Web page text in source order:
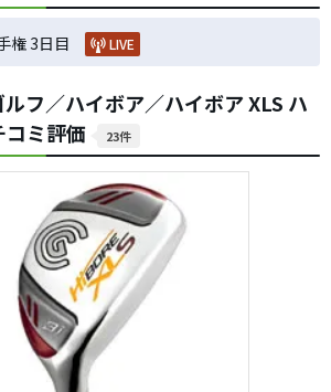
権 3日目 LIVE
フ／ハイボア／ハイボア XLS ハ
コミ評価
23件